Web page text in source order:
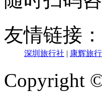
友情链接：
深圳旅行社 | 康辉旅
Copyright